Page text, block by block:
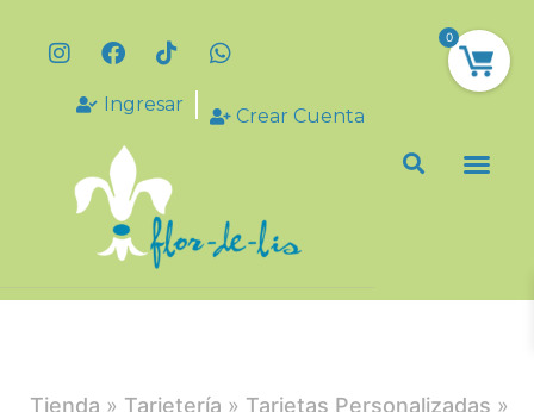
Ingresar
Crear Cuenta
Tienda » Tarjetería » Tarjetas Personalizadas »
0